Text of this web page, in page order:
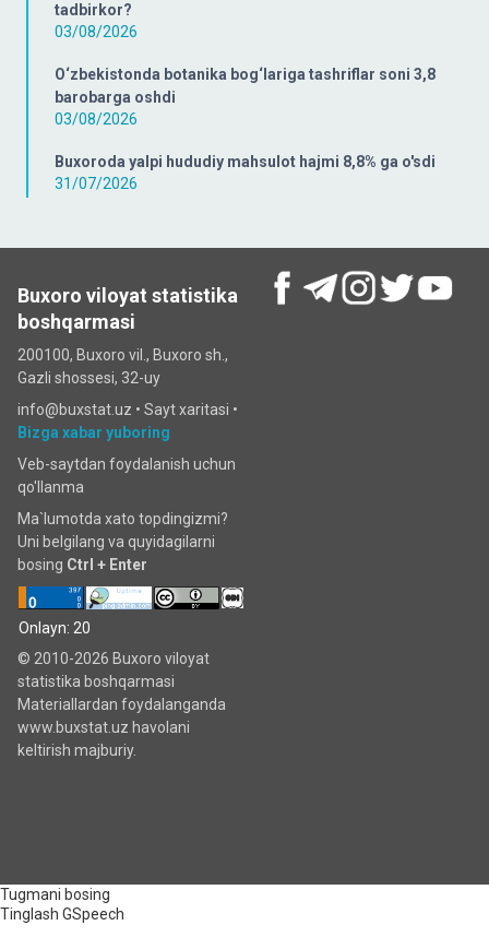
tadbirkor?
03/08/2026
O‘zbekistonda botanika bog‘lariga tashriflar soni 3,8
barobarga oshdi
03/08/2026
Buxoroda yalpi hududiy mahsulot hajmi 8,8% ga o'sdi
31/07/2026
Buxoro viloyat statistika
boshqarmasi
200100, Buxoro vil., Buxoro sh.,
Gazli shossesi, 32-uy
info@buxstat.uz • Sayt xaritasi •
Bizga xabar yuboring
Veb-saytdan foydalanish uchun
qo'llanma
Ma`lumotda xato topdingizmi?
Uni belgilang va quyidagilarni
bosing Ctrl + Enter
Onlayn: 20
© 2010-2026 Buxoro viloyat
statistika boshqarmasi
Materiallardan foydalanganda
www.buxstat.uz havolani
keltirish majburiy.
Tugmani bosing
Tinglash GSpeech